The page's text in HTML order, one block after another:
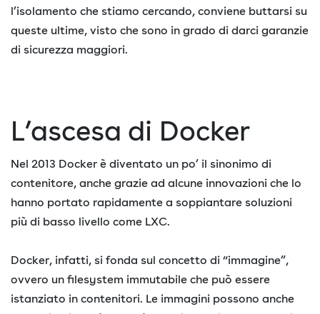
l’isolamento che stiamo cercando, conviene buttarsi su
queste ultime, visto che sono in grado di darci garanzie
di sicurezza maggiori.
L’ascesa di Docker
Nel 2013 Docker è diventato un po’ il sinonimo di
contenitore, anche grazie ad alcune innovazioni che lo
hanno portato rapidamente a soppiantare soluzioni
più di basso livello come LXC.
Docker, infatti, si fonda sul concetto di “immagine”,
ovvero un filesystem immutabile che può essere
istanziato in contenitori. Le immagini possono anche